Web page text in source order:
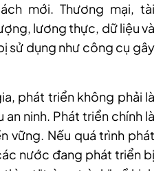
mới. Thương mại, tài
lương thực, dữ liệu và
sử dụng như công cụ gây
phát triển không phải là
ninh. Phát triển chính là
vững. Nếu quá trình phát
nước đang phát triển bị